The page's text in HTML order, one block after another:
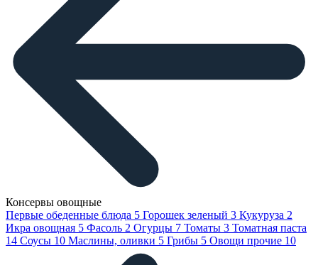
Консервы овощные
Первые обеденные блюда 5 Горошек зеленый 3 Кукуруза 2
Икра овощная 5 Фасоль 2 Огурцы 7 Томаты 3 Томатная паста
14 Соусы 10 Маслины, оливки 5 Грибы 5 Овощи прочие 10